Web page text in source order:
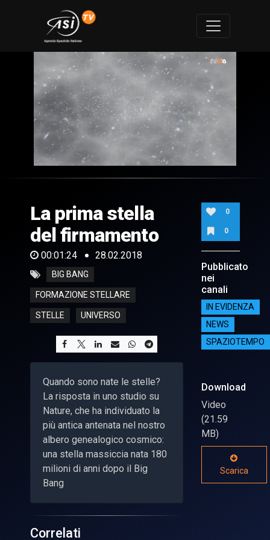
of
24
seconds
La prima stella
del firmamento
00:01:24 28.02.2018
BIG BANG
FORMAZIONE STELLARE
STELLE UNIVERSO
Quando sono nate le stelle?
La risposta in uno studio su
Nature, che ha individuato la
più antica antenata nel nostro
albero genealogico cosmico:
una stella massiccia nata 180
milioni di anni dopo il Big
Bang
0
0
Pubblicato
nei
canali
IN EVIDENZA
NEWS
SPAZIOTEMPO
Download
Video
(21.59
MB)
Scarica
Correlati